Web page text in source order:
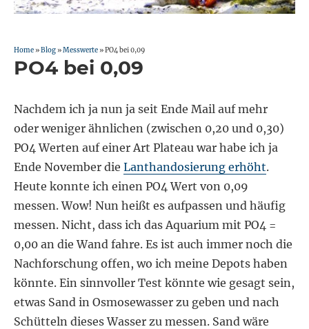
Home »Blog »Messwerte »PO4 bei 0,09
PO4 bei 0,09
Nachdem ich ja nun ja seit Ende Mail auf mehr
oder weniger ähnlichen (zwischen 0,20 und 0,30)
PO4 Werten auf einer Art Plateau war habe ich ja
Ende November dieLanthandosierung erhöht.
Heute konnte ich einen PO4 Wert von 0,09
messen. Wow! Nun heißt es aufpassen und häufig
messen. Nicht, dass ich das Aquarium mit PO4 =
0,00 an die Wand fahre. Es ist auch immer noch die
Nachforschung offen, wo ich meine Depots haben
könnte. Ein sinnvoller Test könnte wie gesagt sein,
etwas Sand in Osmosewasser zu geben und nach
Schütteln dieses Wasser zu messen. Sand wäre